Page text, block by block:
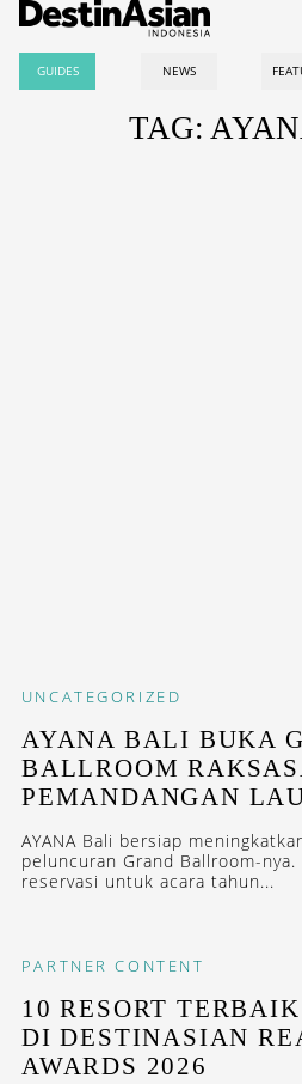
GUIDES NEWS
TAG:
UNCATEGORIZED
AYANA BALI BUKA
BALLROOM
PEMANDANGAN
AYANA Bali bersiap
peluncuran Grand Ballroom-nya.
reservasi untuk acara tahun...
PARTNER CONTENT
10 RESORT
DI DESTINASIAN
AWARDS 2026